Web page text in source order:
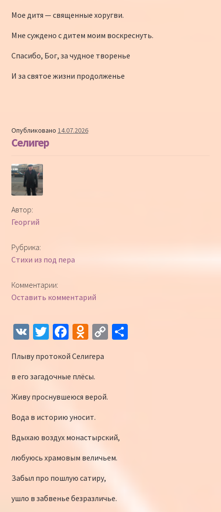
Мое дитя — священные хоругви.
Мне суждено с дитем моим воскреснуть.
Спасибо, Бог, за чудное творенье
И за святое жизни продолженье
Опубликовано 14.07.2026
Селигер
Автор:
Георгий
Рубрика:
Стихи из под пера
Комментарии:
Оставить комментарий
V T
tt
er
Fa
ce
b
o
o
k
O
n
o
kl
as
iki
C О
Плыву протокой Селигера
в его загадочные плёсы.
Живу проснувшеюся верой.
Вода в историю уносит.
Вдыхаю воздух монастырский,
любуюсь храмовым величьем.
Забыл про пошлую сатиру,
ушло в забвенье безразличье.